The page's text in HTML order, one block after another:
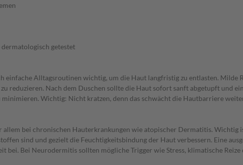
getestet
Alltagsroutinen wichtig, um die Haut langfristig zu entlasten. Milde
reduzieren. Nach dem Duschen sollte die Haut sofort sanft abgetupft und
minimieren. Wichtig: Nicht kratzen, denn das schwächt die Hautbarriere
bei chronischen Hauterkrankungen wie atopischer Dermatitis. Wichtig
sind und gezielt die Feuchtigkeitsbindung der Haut verbessern. Eine
bei. Bei Neurodermitis sollten mögliche Trigger wie Stress, klimatische